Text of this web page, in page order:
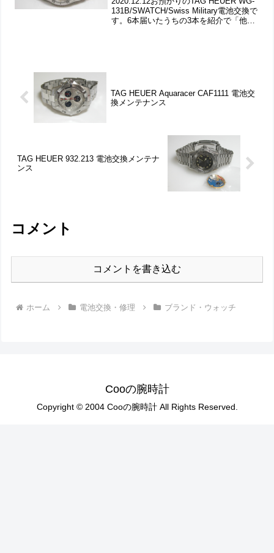
131B/SWATCH/Swiss Military電池交換で
す。6本届いたうちの3本を紹介で「他の
TAG HEUER Aquaracer CAF1111 電池交
換メンテナンス
TAG HEUER 932.213 電池交換メンテナ
ンス
コメント
コメントを書き込む
ホーム 電池交換・修理 ブランド・ウォッチ
Cooの腕時計
Copyright © 2004 Cooの腕時計 All Rights Reserved.